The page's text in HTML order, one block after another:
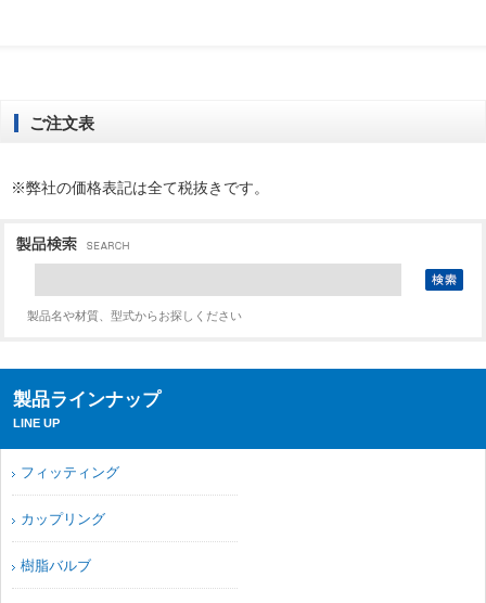
ご注文表
※弊社の価格表記は全て税抜きです。
製品名や材質、型式からお探しください
製品ラインナップ
LINE UP
フィッティング
カップリング
樹脂バルブ